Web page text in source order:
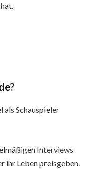
Schauspieler
Interviews
ihr Leben preisgeben.